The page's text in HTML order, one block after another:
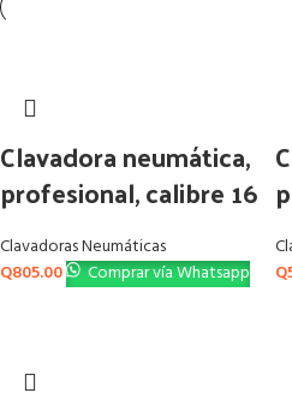
Clavadora neumática,
profesional, calibre 16
Clavadoras Neumáticas
Q805.00 Comprar vía Whatsapp
Q